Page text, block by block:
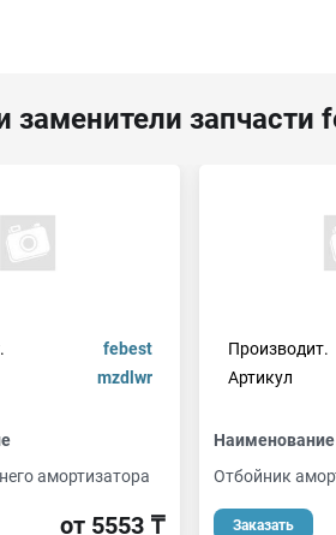
заменители
febest
mzdlwr
амортизатора
от 5553 ₸
Производит.
Артикул
Наименование
Отбойник
Заказать